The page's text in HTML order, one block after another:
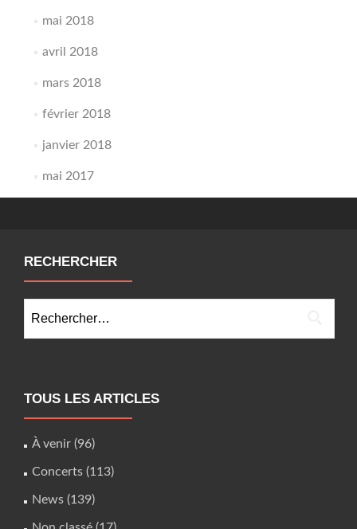
mai 2018
avril 2018
mars 2018
février 2018
janvier 2018
mai 2017
RECHERCHER
TOUS LES ARTICLES
À venir (96)
Concerts (113)
News (139)